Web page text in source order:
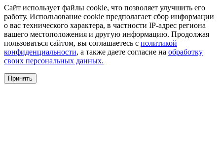
Сайт использует файлы cookie, что позволяет улучшить его
работу. Использование cookie предполагает сбор информации
о вас технического характера, в частности IP-адрес региона
вашего местоположения и другую информацию. Продолжая
пользоваться сайтом, вы соглашаетесь с политикой
конфиденциальности, а также даете согласие на обработку
своих персональных данных.
Принять